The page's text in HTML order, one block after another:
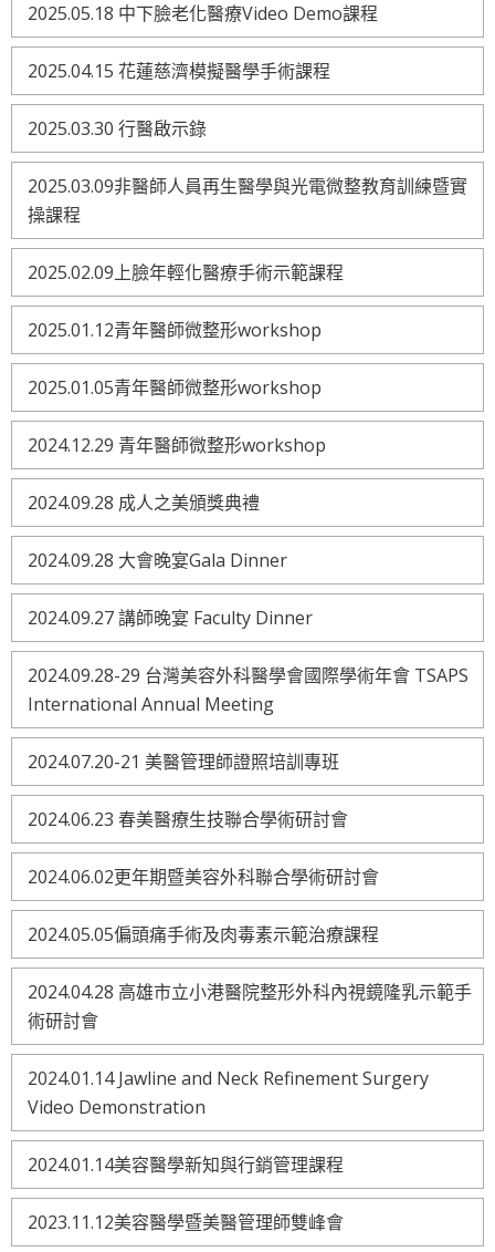
2025.05.18 中下臉老化醫療Video Demo課程
2025.04.15 花蓮慈濟模擬醫學手術課程
2025.03.30 行醫啟示錄
2025.03.09非醫師人員再生醫學與光電微整教育訓練暨實
操課程
2025.02.09上臉年輕化醫療手術示範課程
2025.01.12青年醫師微整形workshop
2025.01.05青年醫師微整形workshop
2024.12.29 青年醫師微整形workshop
2024.09.28 成人之美頒獎典禮
2024.09.28 大會晚宴Gala Dinner
2024.09.27 講師晚宴 Faculty Dinner
2024.09.28-29 台灣美容外科醫學會國際學術年會 TSAPS
International Annual Meeting
2024.07.20-21 美醫管理師證照培訓專班
2024.06.23 春美醫療生技聯合學術研討會
2024.06.02更年期暨美容外科聯合學術研討會
2024.05.05偏頭痛手術及肉毒素示範治療課程
2024.04.28 高雄市立小港醫院整形外科內視鏡隆乳示範手
術研討會
2024.01.14 Jawline and Neck Refinement Surgery
Video Demonstration
2024.01.14美容醫學新知與行銷管理課程
2023.11.12美容醫學暨美醫管理師雙峰會